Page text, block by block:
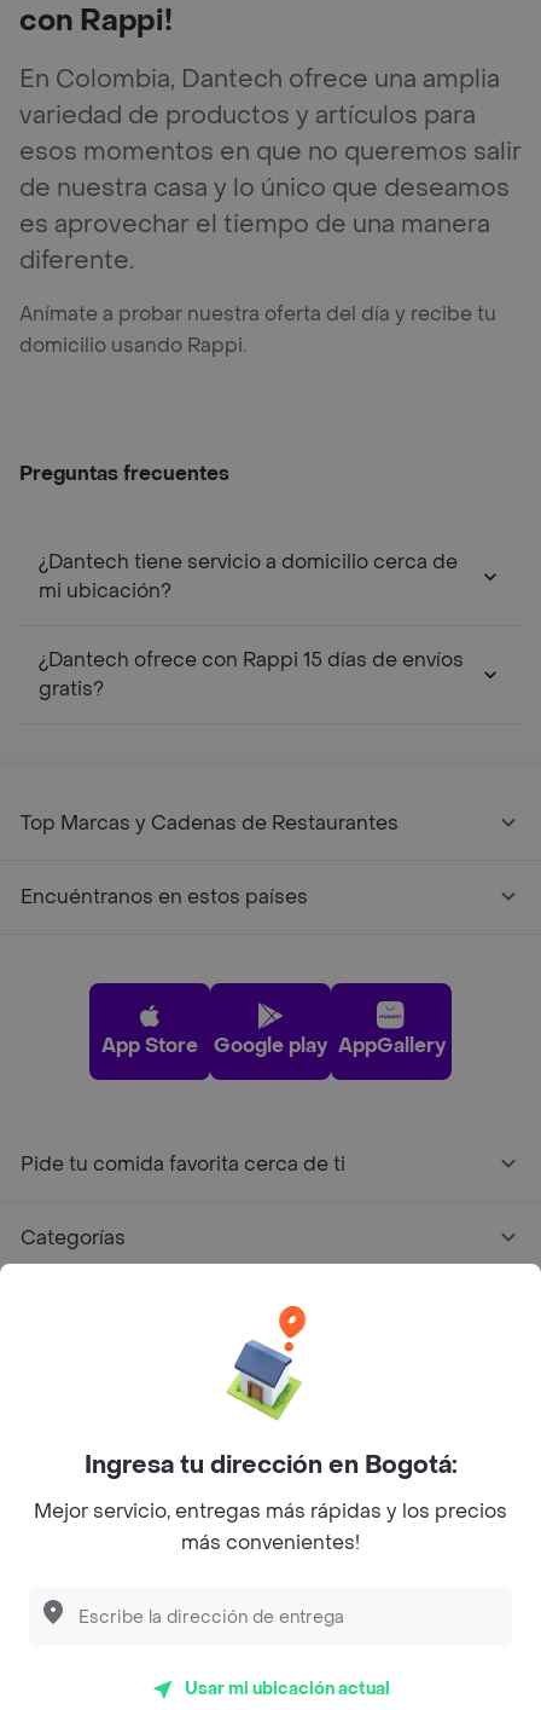
Descubre las PROMOCIONES que tenemos
con Rappi!
En Colombia, Dantech ofrece una amplia
variedad de productos y artículos para
esos momentos en que no queremos salir
de nuestra casa y lo único que deseamos
es aprovechar el tiempo de una manera
diferente.
Anímate a probar nuestra oferta del día y recibe tu
domicilio usando Rappi.
Preguntas frecuentes
¿Dantech tiene servicio a domicilio cerca de
mi ubicación?
¿Dantech ofrece con Rappi 15 días de envíos
gratis?
Top Marcas y Cadenas de Restaurantes
Encuéntranos en estos países
App Store Google play AppGallery
Pide tu comida favorita cerca de ti
Categorías
Facebook
Twitter
Instagram
©2026Rappi Inc. All rights reserved.
Ingresa tu dirección en Bogotá:
Mejor servicio, entregas más rápidas y los precios
más convenientes!
Usar mi ubicación actual